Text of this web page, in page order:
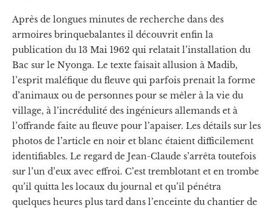
Après de longues minutes de recherche dans des
armoires brinquebalantes il découvrit enfin la
publication du 13 Mai 1962 qui relatait l’installation du
Bac sur le Nyonga. Le texte faisait allusion à Madib,
l’esprit maléfique du fleuve qui parfois prenait la forme
d’animaux ou de personnes pour se mêler à la vie du
village, à l’incrédulité des ingénieurs allemands et à
l’offrande faite au fleuve pour l’apaiser. Les détails sur les
photos de l’article en noir et blanc étaient difficilement
identifiables. Le regard de Jean-Claude s’arrêta toutefois
sur l’un d’eux avec effroi. C’est tremblotant et en trombe
qu’il quitta les locaux du journal et qu’il pénétra
quelques heures plus tard dans l’enceinte du chantier de